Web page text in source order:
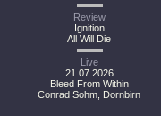
Review
Ignition
All Will Die
Live
21.07.2026
Bleed From Within
Conrad Sohm, Dornbirn